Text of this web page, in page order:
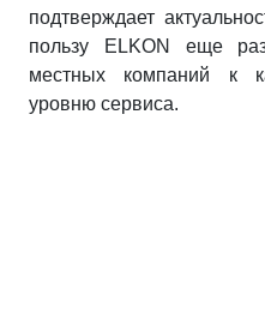
подтверждает
пользу ELKON еще
местных компаний к
уровню сервиса.